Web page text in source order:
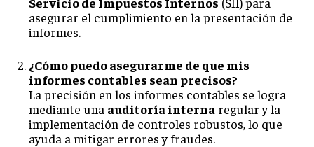
asegurar el cumplimiento en la presentación de
informes.
¿Cómo puedo asegurarme de que mis
informes contables sean precisos?
La precisión en los informes contables se logra
mediante una auditoría interna regular y la
implementación de controles robustos, lo que
ayuda a mitigar errores y fraudes.